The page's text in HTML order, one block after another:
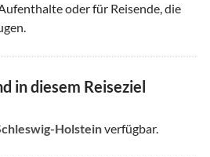
oder für Reisende, die
in diesem Reiseziel
Holsteinverfügbar.